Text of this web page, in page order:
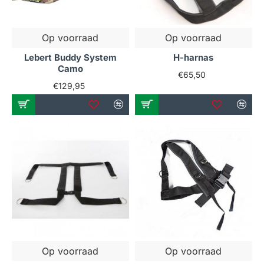
harnasis dat je functionele bewegingen versterkt. Je
blijft vrij bewegen in meerdere richtingen, wat veel
harnastraining ook een waardevolle aanvulling op
bodyweight workoutsof circuits waarin explosiviteit
centraal staat.
Voordelen van een fitness
Explosiviteit, snelheid en
krachtopbouw
Eensport harnasdwingt je lichaam om harder te
werken bij bewegingen die je al kent — maar dan
sprintstarts, directionele veranderingen of sled drags.
Op voorraad
Lebert Buddy System
Camo
€129,95
Op voorraad
H-harnas
€65,50
Op voorraad Op voorraad